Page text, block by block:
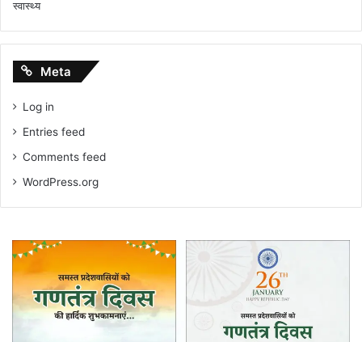
स्वास्थ्य
Meta
Log in
Entries feed
Comments feed
WordPress.org